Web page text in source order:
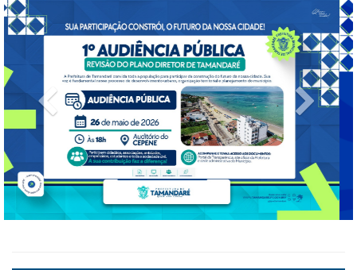
Previous Next